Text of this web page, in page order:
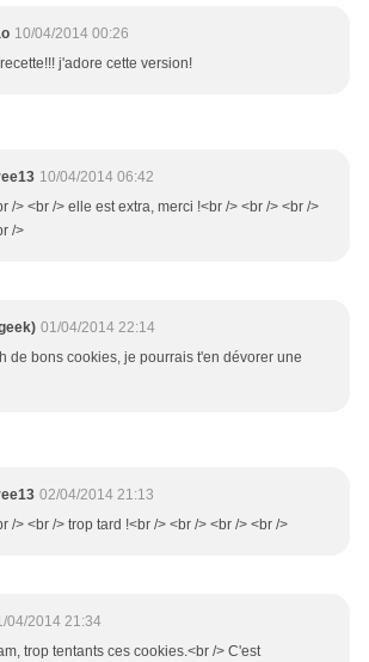
10/04/2014 00:26
j'adore cette version!
10/04/2014 06:42
/> <br /> elle est extra, merci !<br /> <br /> <br />
/>
01/04/2014 22:14
de bons cookies, je pourrais t'en dévorer une
02/04/2014 21:13
/> <br /> trop tard !<br /> <br /> <br /> <br />
04/2014 21:34
trop tentants ces cookies.<br /> C'est